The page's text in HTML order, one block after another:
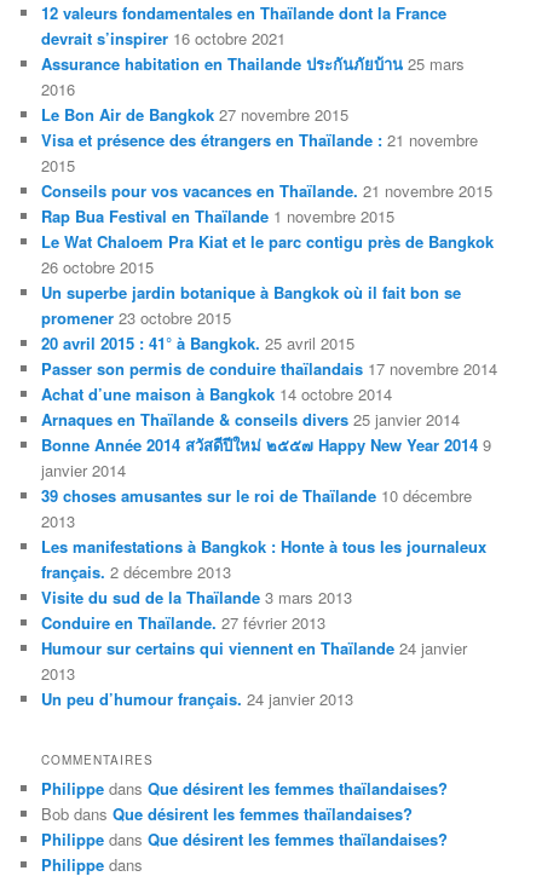
12 valeurs fondamentales en Thaïlande dont la France
devrait s’inspirer 16 octobre 2021
Assurance habitation en Thailande ประกันภัยบ้าน 25 mars
2016
Le Bon Air de Bangkok 27 novembre 2015
Visa et présence des étrangers en Thaïlande : 21 novembre
2015
Conseils pour vos vacances en Thaïlande. 21 novembre 2015
Rap Bua Festival en Thaïlande 1 novembre 2015
Le Wat Chaloem Pra Kiat et le parc contigu près de Bangkok
26 octobre 2015
Un superbe jardin botanique à Bangkok où il fait bon se
promener 23 octobre 2015
20 avril 2015 : 41° à Bangkok. 25 avril 2015
Passer son permis de conduire thaïlandais 17 novembre 2014
Achat d’une maison à Bangkok 14 octobre 2014
Arnaques en Thaïlande & conseils divers 25 janvier 2014
Bonne Année 2014 สวัสดีปีใหม่ ๒๕๕๗ Happy New Year 2014 9
janvier 2014
39 choses amusantes sur le roi de Thaïlande 10 décembre
2013
Les manifestations à Bangkok : Honte à tous les journaleux
français. 2 décembre 2013
Visite du sud de la Thaïlande 3 mars 2013
Conduire en Thaïlande. 27 février 2013
Humour sur certains qui viennent en Thaïlande 24 janvier
2013
Un peu d’humour français. 24 janvier 2013
COMMENTAIRES
Philippe dansQue désirent les femmes thaïlandaises?
Bob dansQue désirent les femmes thaïlandaises?
Philippe dansQue désirent les femmes thaïlandaises?
Philippe dans